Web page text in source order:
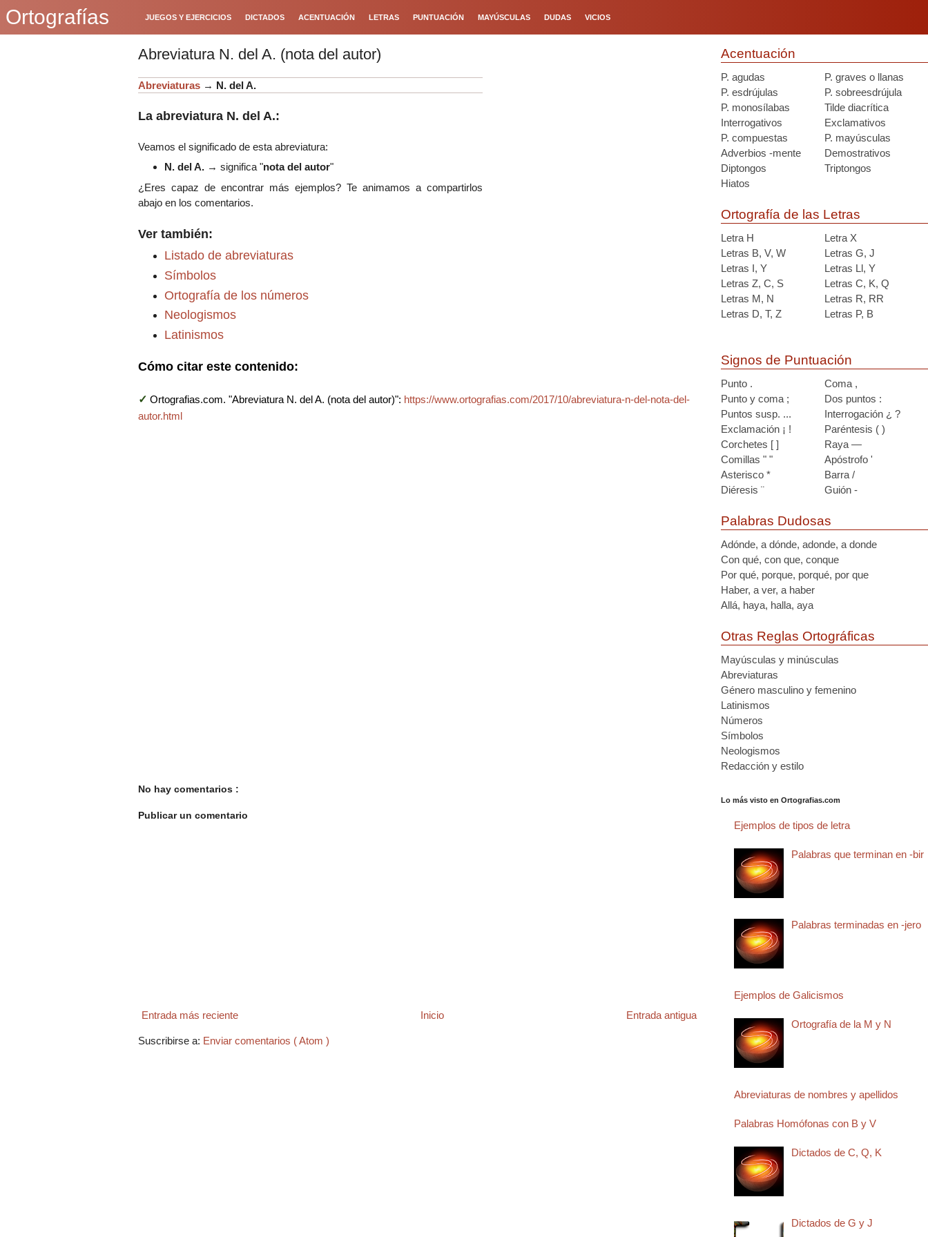
Ortografías JUEGOS Y EJERCICIOS DICTADOS ACENTUACIÓN LETRAS PUNTUACIÓN MAYÚSCULAS DUDAS VICIOS
Abreviatura N. del A. (nota del autor)
Abreviaturas → N. del A.
La abreviatura N. del A.:
Veamos el significado de esta abreviatura:
N. del A. → significa "nota del autor"
¿Eres capaz de encontrar más ejemplos? Te animamos a compartirlos
abajo en los comentarios.
Ver también:
Listado de abreviaturas
Símbolos
Ortografía de los números
Neologismos
Latinismos
Cómo citar este contenido:
✓ Ortografias.com. "Abreviatura N. del A. (nota del autor)": https://www.ortografias.com/2017/10/abreviatura-n-del-nota-del-
autor.html
No hay comentarios :
Publicar un comentario
Entrada más reciente Entrada antigua
Inicio
Suscribirse a: Enviar comentarios ( Atom )
Acentuación
P. agudas
P. graves o llanas
P. esdrújulas
P. sobreesdrújula
P. monosílabas
Tilde diacrítica
Interrogativos
Exclamativos
P. compuestas
P. mayúsculas
Adverbios -mente
Demostrativos
Diptongos
Triptongos
Hiatos
Ortografía de las Letras
Letra H
Letra X
Letras B, V, W
Letras G, J
Letras I, Y
Letras Ll, Y
Letras Z, C, S
Letras C, K, Q
Letras M, N
Letras R, RR
Letras D, T, Z
Letras P, B
Signos de Puntuación
Punto .
Coma ,
Punto y coma ;
Dos puntos :
Puntos susp. ...
Interrogación ¿ ?
Exclamación ¡ !
Paréntesis ( )
Corchetes [ ]
Raya —
Comillas " "
Apóstrofo '
Asterisco *
Barra /
Diéresis ¨
Guión -
Palabras Dudosas
Adónde, a dónde, adonde, a donde
Con qué, con que, conque
Por qué, porque, porqué, por que
Haber, a ver, a haber
Allá, haya, halla, aya
Otras Reglas Ortográficas
Mayúsculas y minúsculas
Abreviaturas
Género masculino y femenino
Latinismos
Números
Símbolos
Neologismos
Redacción y estilo
Lo más visto en Ortografias.com
Ejemplos de tipos de letra
Palabras que terminan en -bir
Palabras terminadas en -jero
Ejemplos de Galicismos
Ortografía de la M y N
Abreviaturas de nombres y apellidos
Palabras Homófonas con B y V
Dictados de C, Q, K
Dictados de G y J